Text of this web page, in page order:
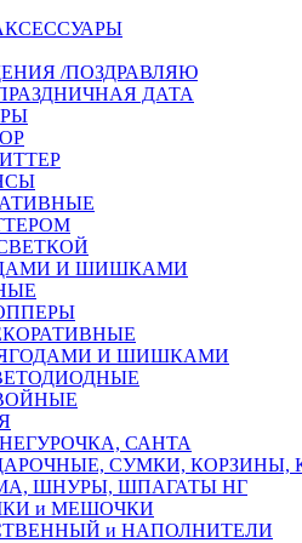
/ПОЗДРАВЛЯЮ
ДАТА
И ШИШКАМИ
И ШИШКАМИ
САНТА
СУМКИ,
ШНУРЫ, ШПАГАТЫ НГ
и МЕШОЧКИ
и НАПОЛНИТЕЛИ